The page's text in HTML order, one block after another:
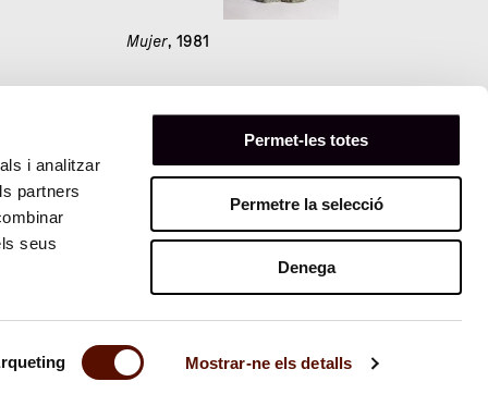
i analitzar
partners
seus
Mostrar-ne els detalls
Permet-les totes
Permetre la selecció
Denega
Mujer, 1981